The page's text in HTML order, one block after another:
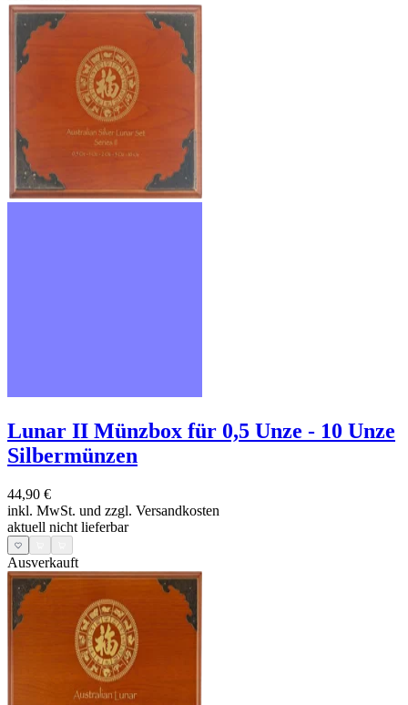
Lunar II Münzbox für 0,5 Unze - 10 Unze
Silbermünzen
44,90 €
inkl. MwSt. und zzgl. Versandkosten
aktuell nicht lieferbar
Ausverkauft